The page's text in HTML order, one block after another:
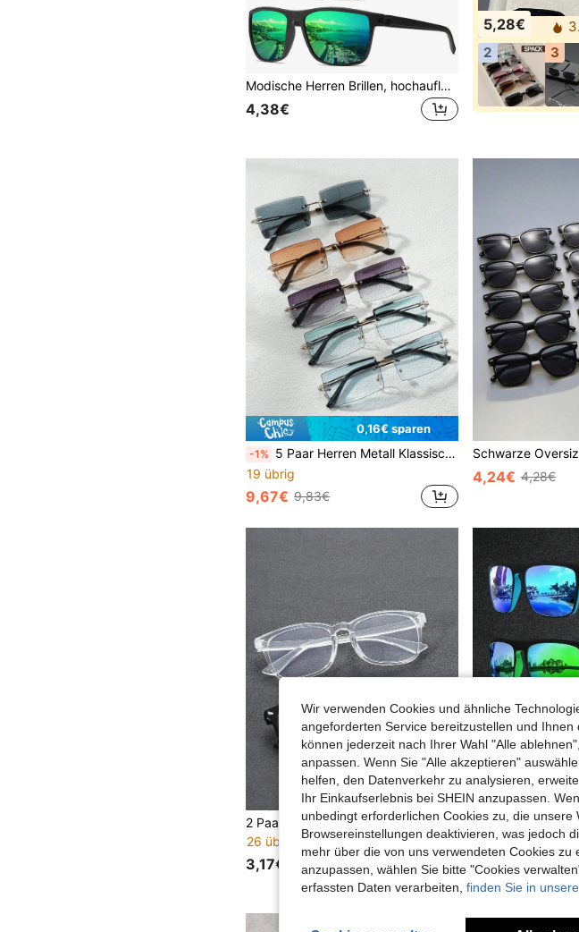
Modische Herren Brillen, hochauflösende Fantasy Gläser, vintage quadratischer Rahmen, stilvolle Mehrfarbigkeit, geeignet für täglichen Gebrauch, Straßeneinkäufe, Foto-Requisite, ein- oder mehrteilig erhältlich, tolles Geschenk für Feiertage
4,38€
5,28€
2
3
0,16€ sparen
-1% 5 Paar Herren Metall Klassische Quadratische Mode Brillen Set, geeignet für tropische Strandurlaube, Outdoor Freizeitaktivitäten, ideales Accessoire für Sommerstrandurlaub, Outdoor Aktivitäten und Reisen.
19 übrig
9,67€ 9,83€
4,24€ 4,28€
2 Paar/1 Paar Herren Geometrische Rahmenbrillen, modernes minimalistisches Design, elegante Ästhetik, klare Gläser, perfektes Accessoire für Schule und Alltag
26 übrig
3,17€
#6 Bestseller in
#6 Bestseller in
#6 Bestseller in
#6 Bestseller in
7,61€
Vor 1 Jahr
Wir verwenden Cookies und ähnliche
angeforderten Service bereitzustellen und
können jederzeit nach Ihrer Wahl "Alle
anpassen. Wenn Sie "Alle akzeptieren"
helfen, den Datenverkehr zu analysieren,
Ihr Einkaufserlebnis bei SHEIN anzupassen.
unbedingt erforderlichen Cookies zu, die
Browsereinstellungen deaktivieren, was jedoch
mehr über die von uns verwendeten Cookies
anzupassen, wählen Sie bitte "Cookies
erfassten Daten verarbeiten, finden Sie in